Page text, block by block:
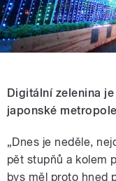
Digitální zelenina
japonské
„Dnes je neděle,
pět stupňů a kolem
bys měl proto hned